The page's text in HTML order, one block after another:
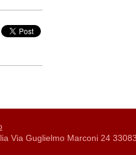
Via Guglielmo Marconi 24